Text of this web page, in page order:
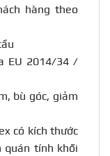
hàng theo
EU 2014/34 /
bù góc, giảm
có kích thước
quán tính khối